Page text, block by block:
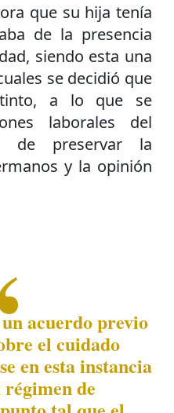
que su hija tenía
de la presencia
siendo esta una
se decidió que
a lo que se
laborales del
de preservar la
y la opinión
acuerdo previo
el cuidado
en esta instancia
de